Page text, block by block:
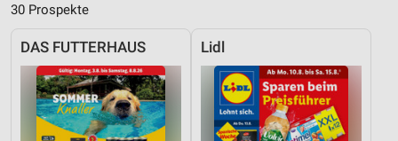
30 Prospekte
DAS FUTTERHAUS Lidl